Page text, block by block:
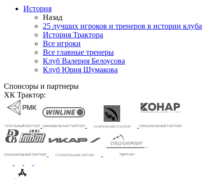
История
Назад
25 лучших игроков и тренеров в истории клуба
История Трактора
Все игроки
Все главные тренеры
Клуб Валерия Белоусова
Клуб Юрия Шумакова
Спонсоры и партнеры
ХК Трактор: